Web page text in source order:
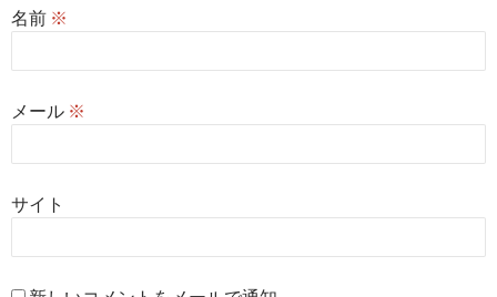
名前 ※
メール ※
サイト